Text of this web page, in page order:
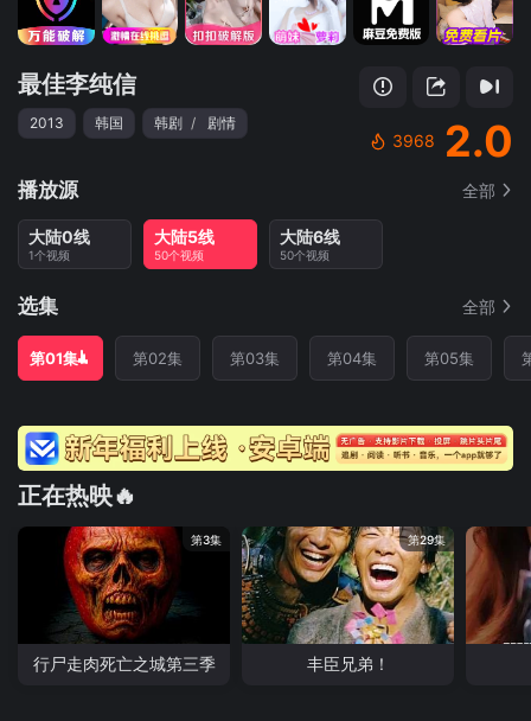
最佳李纯信
2013 韩国 韩剧 / 剧情
3968 2.0
播放源 全部
大陆0线
1个视频
大陆5线
50个视频
大陆6线
50个视频
选集 全部
第01集 第02集 第03集 第04集 第05集
正在热映🔥
第3集
行尸走肉死亡之城第三季
第29集
丰臣兄弟！